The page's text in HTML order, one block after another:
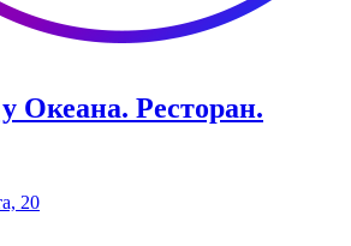
Океана. Ресторан.
20